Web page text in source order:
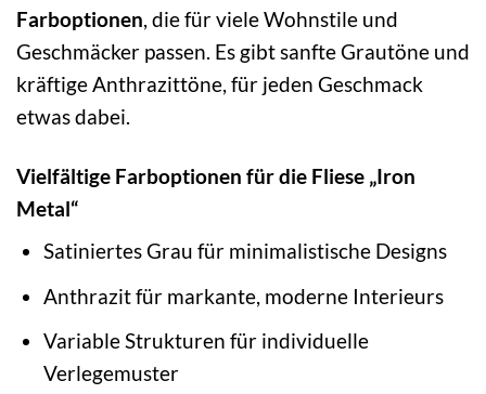
Farboptionen, die für viele Wohnstile und
Geschmäcker passen. Es gibt sanfte Grautöne und
kräftige Anthrazittöne, für jeden Geschmack
etwas dabei.
Vielfältige Farboptionen für die Fliese „Iron
Metal“
Satiniertes Grau für minimalistische Designs
Anthrazit für markante, moderne Interieurs
Variable Strukturen für individuelle
Verlegemuster